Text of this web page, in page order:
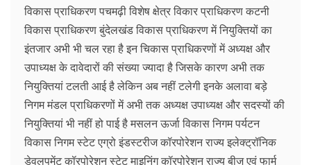
विकास प्राधिकरण पचमढ़ी विशेष क्षेत्र विकार प्राधिकरण कटनी
विकास प्राधिकरण बुंदेलखंड विकास प्राधिकरण में नियुक्तियों का
इंतजार अभी भी चल रहा है इन चिकास प्राधिकरणों में अध्यक्ष और
उपाध्यक्ष के दावेदारों की संख्या ज्यादा है जिसके कारण अभी तक
नियुक्तियां टलती आई है लेकिन अब नहीं टलेगी इनके अलावा बड़े
निगम मंडल प्राधिकरणों में अभी तक अध्यक्ष उपाध्यक्ष और सदस्यों की
नियुक्तियां भी नहीं हो पाई है मसलन ऊर्जा विकास निगम पर्यटन
विकास निगम स्टेट एग्रो इंडस्टरीज कॉरपोरेशन राज्य इलेक्ट्रॉनिक
डेवलपमेंट कॉरपोरेशन स्टेट माइनिंग कॉरपोरेशन राज्य बीज एवं फार्म